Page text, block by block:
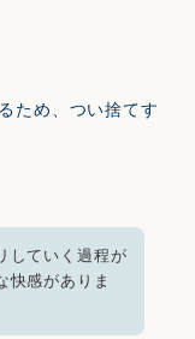
ため、つい捨てす
していく過程が
快感がありま